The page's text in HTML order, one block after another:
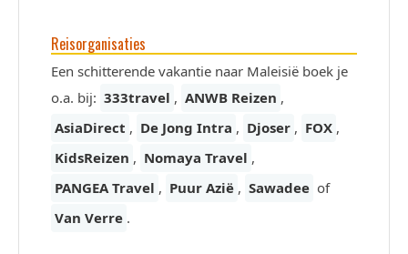
Reisorganisaties
Een schitterende vakantie naar Maleisië boek je
o.a. bij: 333travel , ANWB Reizen ,
AsiaDirect , De Jong Intra , Djoser , FOX ,
KidsReizen , Nomaya Travel ,
PANGEA Travel , Puur Azië , Sawadee of
Van Verre .